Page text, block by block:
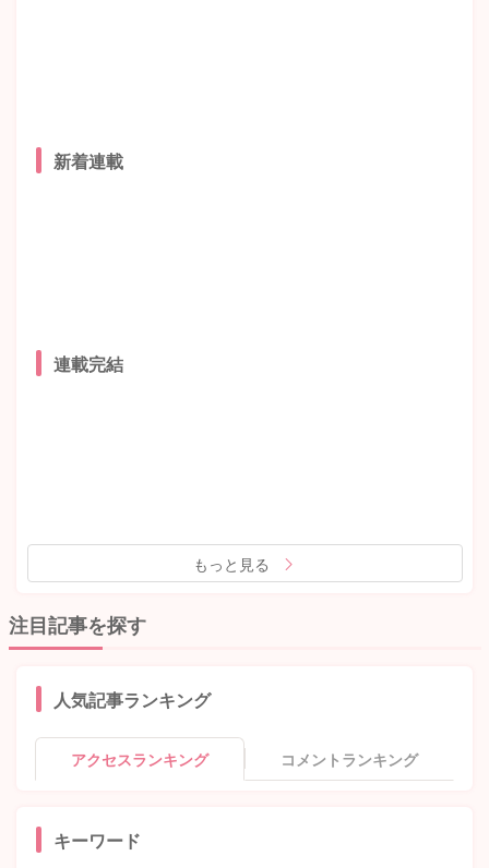
新着連載
連載完結
もっと見る
注目記事を探す
人気記事ランキング
アクセスランキング コメントランキング
キーワード